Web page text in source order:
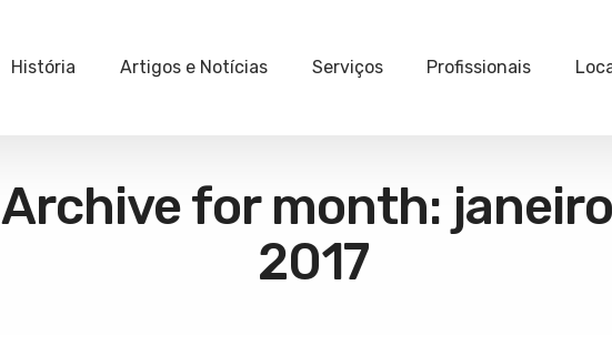
História Artigos e Notícias Serviços Profissionais
Archive for month:
2017